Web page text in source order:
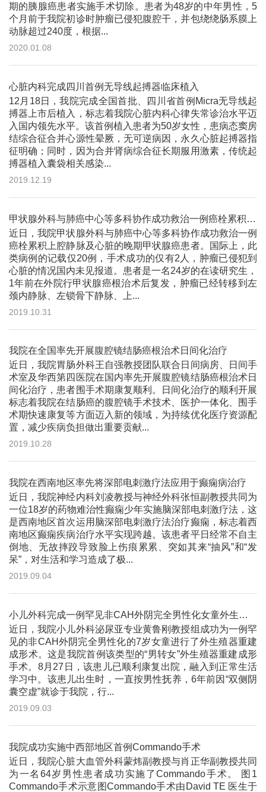
期的胰腺癌患者实施手术切除。患者为48岁的中年男性，5
个月前于我院初诊时肿瘤已侵犯腹腔干，并包绕绕肠系膜上
动脉超过240度，根据...
2020.01.08
心脏内科完成四川首例无导线起搏器临床植入
12月18日，我院完成全国首批、四川省首例Micra无导线起
搏器上市后植入，标志着我院心脏内科心律失常诊治水平迈
入国内领先水平。该首例植入患者为50岁女性，患病态窦房
结综合征合并心源性晕厥，无可逆病因，永久心脏起搏器指
征明确；同时，因为合并肾病综合征长期服用激素，传统起
搏器植入囊袋相关感染...
2019.12.19
甲状腺外科与肺癌中心等多科协作成功救治一例癌栓累积上腔静脉及心脏的晚期甲状腺癌患者
近日，我院甲状腺外科与肺癌中心等多科协作成功救治一例
癌栓累积上腔静脉及心脏的晚期甲状腺癌患者。国际上，此
类病例的记载仅20例，手术成功的仅有2人，肿瘤已侵犯到
心脏的情况国内未见报道。患者是一名24岁的在读研究生，
1年前在外院行甲状腺癌根治术后复发，肿瘤已经转移到左
颈内静脉、左锁骨下静脉、上...
2019.10.31
我院在全国率先开展腹腔镜结肠癌根治术日间化治疗
近日，我院胃肠外科王自强教授团队联合日间病房、日间手
术室及华西第四医院在国内率先开展腹腔镜结肠癌根治术日
间化治疗，患者围手术期康复顺利。日间化治疗的顺利开展
标志着我院在结肠癌的腹腔镜手术技术、医护一体化、围手
术期快速康复等方面迈入新的领域，为持续优化医疗资源配
置，减少疾病负担做出重要贡献...
2019.10.28
我院在西南地区率先将深部电刺激疗法应用于癫痫病治疗
近日，我院神经内科刘凌教授与神经外科张恒副教授共同为
一位18岁的药物难治性癫痫少年实施脑深部电刺激疗法，这
是西南地区首次运用脑深部电刺激疗法治疗癫痫，标志着西
南地区癫痫疾病治疗水平实现跨越。该患者平日经常不自主
倒地、无故摔跤导致脸上伤痕累累、突如其来“抽风”和“发
呆”，对生活和学习造成了极...
2019.09.04
小儿外科完成一例罕见非CAH外阴完全男性化女童外生殖器重建成形术
近日，我院小儿外科泌尿亚专业黄鲁刚教授组成功为一例罕
见的非CAH外阴完全男性化的7岁女童进行了外生殖器重建
成形术。这是我院首例该类型的“男转女”外生殖器重建成形
手术。8月27日，该患儿已顺利康复出院，融入到正常生活
学习中。该患儿出生时，一直按男性抚养，6年前因“双侧阴
囊空虚”就诊于我院，行...
2019.09.03
我院成功实施中西部地区首例Commando手术
近日，我院心脏大血管外科蒙炜副教授与肖正华副教授共同
为一名64岁男性患者成功实施了Commando手术。 图1
Commando手术示意图Commando手术由David TE 医生于